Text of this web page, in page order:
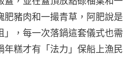
肥豬肉和一撮青草，阿肥說是
」，每一次落鍋這套儀式也需
年糕才有「法力」保船上漁民